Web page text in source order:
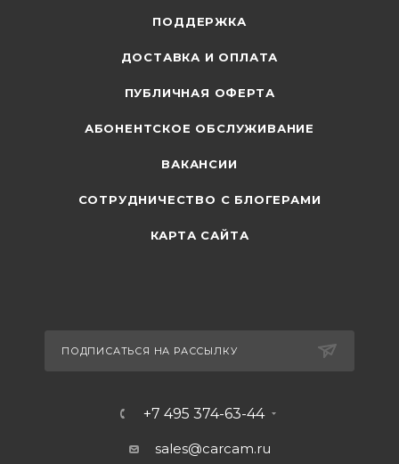
ПОДДЕРЖКА
ДОСТАВКА И ОПЛАТА
ПУБЛИЧНАЯ ОФЕРТА
АБОНЕНТСКОЕ ОБСЛУЖИВАНИЕ
ВАКАНСИИ
СОТРУДНИЧЕСТВО С БЛОГЕРАМИ
КАРТА САЙТА
ПОДПИСАТЬСЯ НА РАССЫЛКУ
+7 495 374-63-44
sales@carcam.ru